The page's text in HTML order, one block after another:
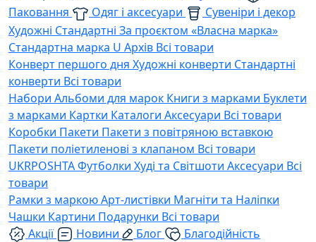
Паковання
Одяг і аксесуари
Сувеніри і декор
Художні Стандартні За проєктом «Власна марка»
Стандартна марка U Архів Всі товари
Конверт першого дня Художні конверти Стандартні
конверти Всі товари
Набори Альбоми для марок Книги з марками Буклети
з марками Картки Каталоги Аксесуари Всі товари
Коробки Пакети Пакети з повітряною вставкою
Пакети поліетиленові з клапаном Всі товари
UKRPOSHTAФутболки Худі та Світшоти Аксесуари Всі
товари
Рамки з маркоюАрт-листівки Магніти та Наліпки
Чашки Картини Подарунки Всі товари
Акції
Новини Блог
Благодійність